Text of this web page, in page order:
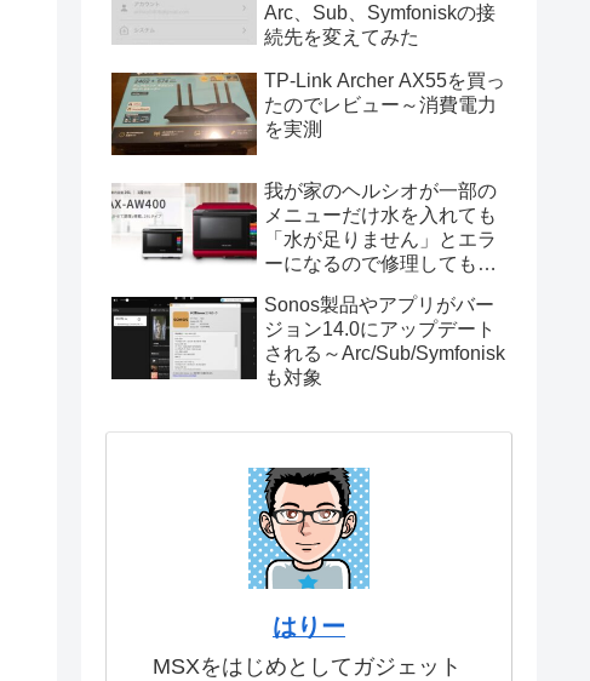
Arc、Sub、Symfoniskの接
続先を変えてみた
TP-Link Archer AX55を買っ
たのでレビュー～消費電力
を実測
我が家のヘルシオが一部の
メニューだけ水を入れても
「水が足りません」とエラ
ーになるので修理してもら
Sonos製品やアプリがバー
ジョン14.0にアップデート
される～Arc/Sub/Symfonisk
も対象
はりー
MSXをはじめとしてガジェット